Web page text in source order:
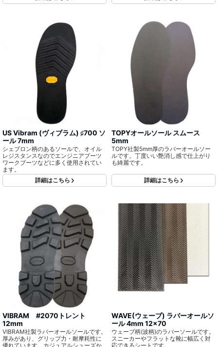
US Vibram (ヴィブラム) ♯700 ソ
ール 7mm
シェブロン柄のあるソールで、オイル
レジスタンスなのでエンジニアブーツ
ワークブーツなどに多く使用されてい
ます。
詳細はこちら
TOPYオールソール スムース
5mm
TOPY社製5mm厚のラバーオールソー
ルです。丁度いい艶消し感で仕上がり
も綺麗です。
詳細はこちら
VIBRAM #2070トレント
12mm
VIBRAM社製ラバーオールソールです。
厚みがあり、グリップ力・耐摩耗性に
優れています。カジュアルシューズか
WAVE(ウェーブ) ラバーオールソ
ール 4mm 12x70
ウェーブ柄(波柄)のラバーソールです。
スニーカーやフラットな靴に幅広く対
応できるシートです。